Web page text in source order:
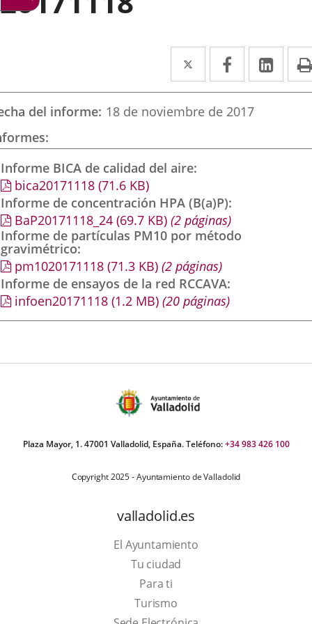
Twitter
Enlace
a
una
externa.
Facebook
Enlace
a
una
externa.
a
del informe 18 de noviembre de 2017
Informe BICA de calidad del aire
bica20171118 (71.6 KB)
Informe de concentración HPA (B(a)P)
BaP20171118_24 (69.7 KB) (2 páginas)
Informe de partículas PM10 por método
gravimétrico
pm1020171118 (71.3 KB) (2 páginas)
Informe de ensayos de la red RCCAVA
infoen20171118 (1.2 MB) (20 páginas)
Plaza Mayor, 1. 47001 Valladolid, España. Teléfono:+34 983 426 100
Copyright 2025 - Ayuntamiento de Valladolid
valladolid.es
El Ayuntamiento
Tu ciudad
Para ti
TurismoThis